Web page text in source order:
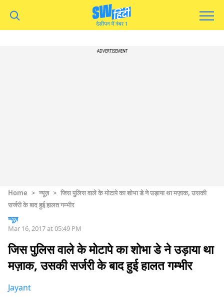
ADVERTISEMENT
Home > न्यूज़ > जिस पुलिस वाले के मोटापे का शोभा डे ने उड़ाया था मज़ाक, उसकी
सर्जरी के बाद हुई हालत गम्भीर
न्यूज़
Mar 16, 2017 at 05:49 PM
जिस पुलिस वाले के मोटापे का शोभा डे ने उड़ाया था
मज़ाक, उसकी सर्जरी के बाद हुई हालत गम्भीर
Jayant